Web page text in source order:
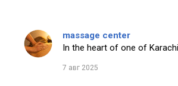
massage center
In the heart of one of
7 авг 2025